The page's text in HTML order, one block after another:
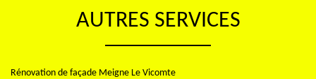
AUTRES SERVICES
Rénovation de façade Meigne Le Vicomte